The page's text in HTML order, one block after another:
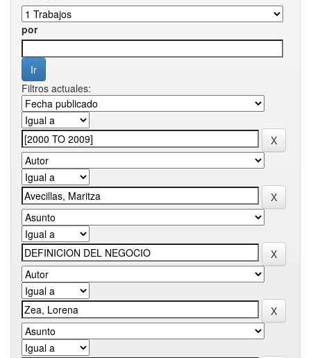
por
Filtros actuales: